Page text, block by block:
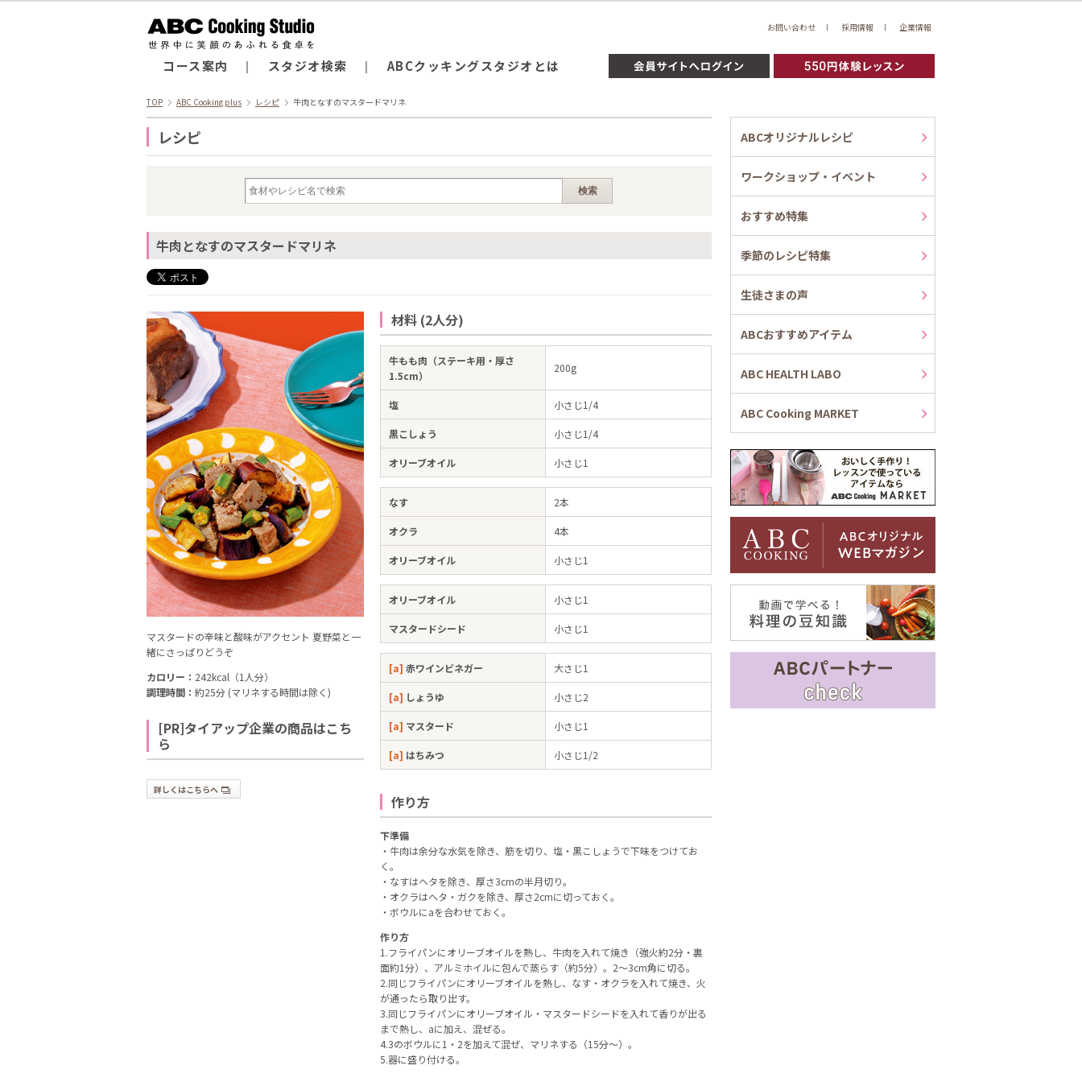
コース案内 スタジオ検索 ABCクッキングスタジオとは
お問い合わせ 採用情報 企業情報
TOP ABC Cooking plus レシピ 牛肉となすのマスタードマリネ
レシピ
牛肉となすのマスタードマリネ
マスタードの辛味と酸味がアクセント 夏野菜と一
緒にさっぱりどうぞ
カロリー： 242kcal（1人分）
調理時間： 約25分 (マリネする時間は除く)
[PR]タイアップ企業の商品はこち
ら
詳しくはこちらへ
材料 (2人分)
牛もも肉（ステーキ用・厚さ
1.5cm）
200g
塩 小さじ1/4
黒こしょう 小さじ1/4
オリーブオイル 小さじ1
なす 2本
オクラ 4本
オリーブオイル 小さじ1
オリーブオイル 小さじ1
マスタードシード 小さじ1
[a] 赤ワインビネガー 大さじ1
[a] しょうゆ 小さじ2
[a] マスタード 小さじ1
[a] はちみつ 小さじ1/2
作り方
下準備
・牛肉は余分な水気を除き、筋を切り、塩・黒こしょうで下味をつけてお
く。
・なすはヘタを除き、厚さ3cmの半月切り。
・オクラはヘタ・ガクを除き、厚さ2cmに切っておく。
・ボウルにaを合わせておく。
作り方
1.フライパンにオリーブオイルを熱し、牛肉を入れて焼き（強火約2分・裏
面約1分）、アルミホイルに包んで蒸らす（約5分）。2～3cm角に切る。
2.同じフライパンにオリーブオイルを熱し、なす・オクラを入れて焼き、火
が通ったら取り出す。
3.同じフライパンにオリーブオイル・マスタードシードを入れて香りが出る
まで熱し、aに加え、混ぜる。
4.3のボウルに1・2を加えて混ぜ、マリネする（15分～）。
5.器に盛り付ける。
ABCオリジナルレシピ
ワークショップ・イベント
おすすめ特集
季節のレシピ特集
生徒さまの声
ABCおすすめアイテム
ABC HEALTH LABO
ABC Cooking MARKET